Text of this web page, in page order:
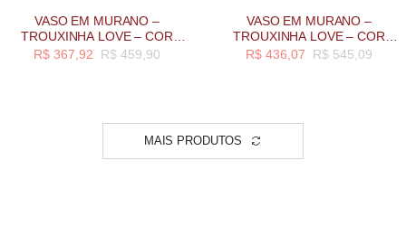
VASO EM MURANO –
TROUXINHA LOVE – COR
GRAFITE TAMANHO P
R$459,90
R$ 367,92
VASO EM MURANO –
TROUXINHA LOVE – COR
BRANCO – TAM M
R$545,09
R$ 436,07
MAIS PRODUTOS